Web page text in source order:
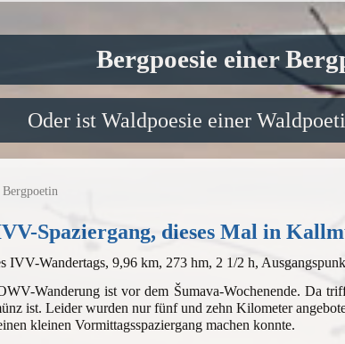
Bergpoesie einer
Oder ist Waldpoesie einer
Bergpoetin
Spaziergang, dieses Mal in
IVV-Wandertags, 9,96 km, 273 hm, 2 1/2 h,
Wanderung ist vor dem Šumava-Wochenende. Da
ist. Leider wurden nur fünf und zehn Kilometer
kleinen Vormittagsspaziergang machen konnte.